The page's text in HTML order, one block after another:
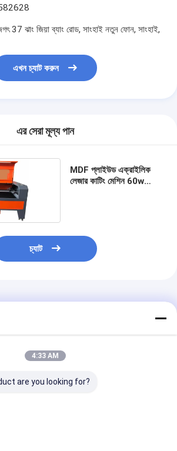
37 ঝাং জিয়া ব্যাং রোড, সাংহাই নতুন ফোন, সাংহাই,
এখন চ্যাট করুন
এর সেরা মূল্য পান
MDF প্লাইউড এক্রাইলিক
লেজার কাটিং মেশিন 60w
চ্যাট
4:33 AM
are you looking for?